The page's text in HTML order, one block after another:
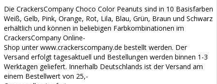
Die CrackersCompany Choco Color Peanuts sind in 10 Basisfarben
Weiß, Gelb, Pink, Orange, Rot, Lila, Blau, Grün, Braun und Schwarz
erhältlich und können in beliebigen Farbkombinationen im
CrackersCompany Online-
Shop unter www.crackerscompany.de bestellt werden. Der
Versand erfolgt tagesaktuell und Bestellungen werden binnen 1-3
Werktagen geliefert. Innerhalb Deutschlands ist der Versand am
einem Bestellwert von 25,-